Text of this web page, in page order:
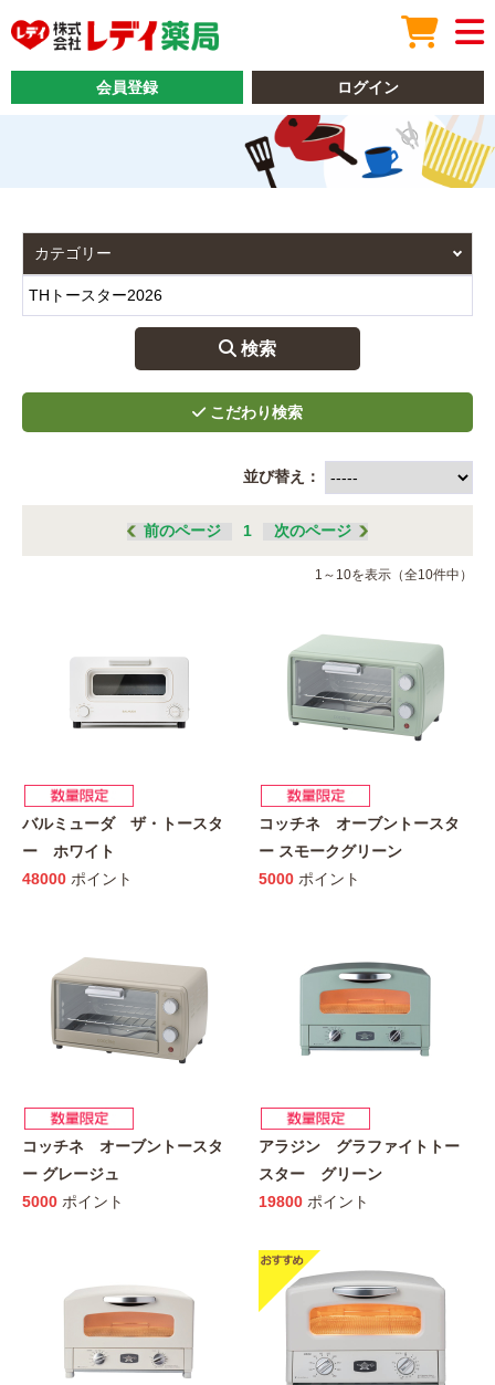
会員登録 ログイン
 検索
並び替え：
前のページ 1 次のページ
1～10を表示（全10件中）
バルミューダ ザ・トースタ
ー ホワイト
48000 ポイント
コッチネ オーブントースタ
ー スモークグリーン
5000 ポイント
コッチネ オーブントースタ
ー グレージュ
5000 ポイント
アラジン グラファイトトー
スター グリーン
19800 ポイント